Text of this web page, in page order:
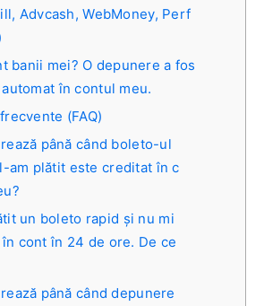
Advcash, WebMoney, Perf
banii mei? O depunere a fos
în contul meu.
(FAQ)
până când boleto-ul
am plătit este creditat în c
un boleto rapid și nu mi
cont în 24 de ore. De ce
până când depunere